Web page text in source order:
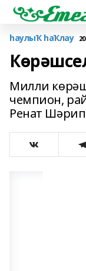
һаулыҠ һаҠлау
Милли
чемпион,
Ренат